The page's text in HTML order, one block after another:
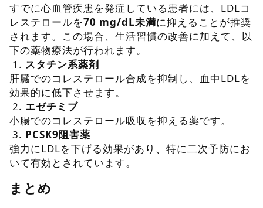
すでに心血管疾患を発症している患者には、LDLコ
レステロールを70 mg/dL未満に抑えることが推奨
されます。この場合、生活習慣の改善に加えて、以
下の薬物療法が行われます。
1. スタチン系薬剤
肝臓でのコレステロール合成を抑制し、血中LDLを
効果的に低下させます。
2. エゼチミブ
小腸でのコレステロール吸収を抑える薬です。
3. PCSK9阻害薬
強力にLDLを下げる効果があり、特に二次予防にお
いて有効とされています。
まとめ